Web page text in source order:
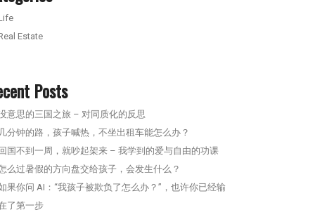
Estate
Posts
意思的三国之旅 – 对同质化的反思
分钟的路，孩子喊热，不坐出租车能怎么办？
国不到一周，就吵起架来 – 我学到的爱与自由的功课
么过暑假的方向盘交给孩子，会发生什么？
果你问 AI：“我孩子被欺负了怎么办？”，也许你已经输
了第一步